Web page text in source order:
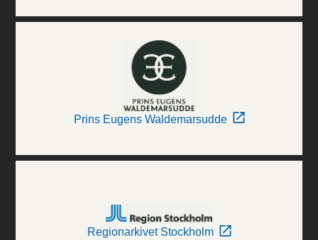
Prins Eugens Waldemarsudde
Regionarkivet Stockholm